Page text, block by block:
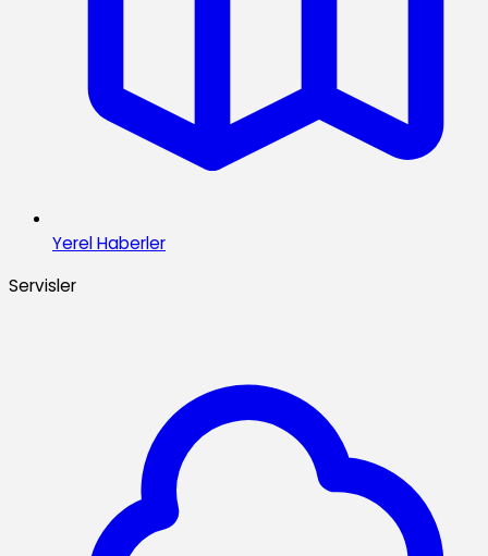
Yerel Haberler
Servisler